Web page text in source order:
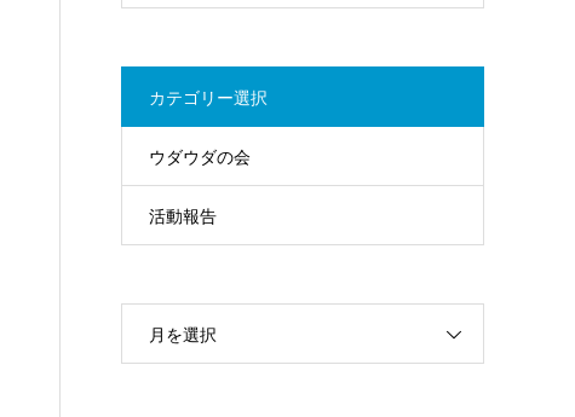
カテゴリー選択
ウダウダの会
活動報告
月を選択